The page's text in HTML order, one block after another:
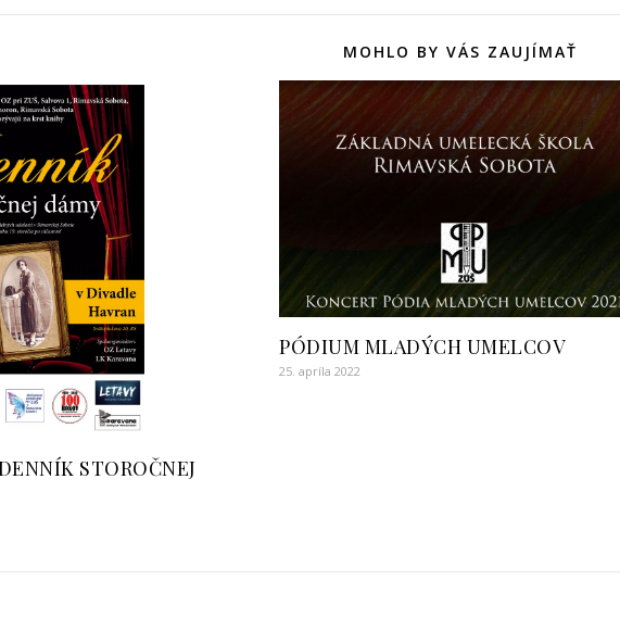
MOHLO BY VÁS ZAUJÍMAŤ
STOROČNEJ
PÓDIUM MLADÝCH UMELCOV
25. apríla 2022